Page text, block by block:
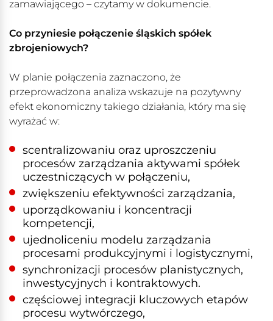
zamawiającego – czytamy w dokumencie.
Co przyniesie połączenie śląskich spółek
zbrojeniowych?
W planie połączenia zaznaczono, że
przeprowadzona analiza wskazuje na pozytywny
efekt ekonomiczny takiego działania, który ma się
wyrażać w:
scentralizowaniu oraz uproszczeniu
procesów zarządzania aktywami spółek
uczestniczących w połączeniu,
zwiększeniu efektywności zarządzania,
uporządkowaniu i koncentracji
kompetencji,
ujednoliceniu modelu zarządzania
procesami produkcyjnymi i logistycznymi,
synchronizacji procesów planistycznych,
inwestycyjnych i kontraktowych.
częściowej integracji kluczowych etapów
procesu wytwórczego,